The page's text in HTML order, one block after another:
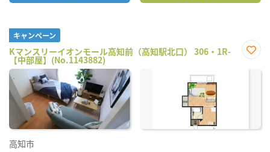
キャンペーン
Kマンスリーイオンモール高知前（高知駅北口） 306・1R-
【中部屋】(No.1143882)
に入
高知市